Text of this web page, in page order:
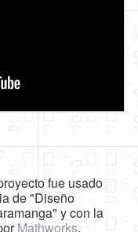
fue usado
de "Diseño
y con la
Mathworks.